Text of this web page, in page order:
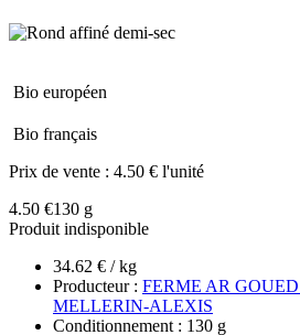
Bio européen
Bio français
Prix de vente : 4.50 € l'unité
4.50 €130 g
Produit indisponible
34.62 € / kg
Producteur : FERME AR GOUED
MELLERIN-ALEXIS
Conditionnement : 130 g